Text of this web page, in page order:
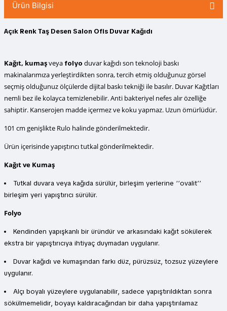
Ürün Bilgisi
Açık Renk Taş Desen Salon Ofis Duvar Kağıdı
Kağıt, kumaşveyafolyo duvar kağıdıson teknoloji baskı
makinalarımıza yerleştirdikten sonra, tercih etmiş olduğunuz görsel
seçmiş olduğunuz ölçülerde dijital baskı tekniği ile basılır. Duvar Kağıtları
nemli bez ile kolayca temizlenebilir. Anti bakteriyel nefes alır özelliğe
sahiptir. Kanserojen madde içermez ve koku yapmaz. Uzun ömürlüdür.
101 cm genişlikte Rulo halinde gönderilmektedir.
Ürün içerisinde yapıştırıcı tutkal gönderilmektedir.
Kağıt ve Kumaş
Tutkal duvara veya kağıda sürülür, birleşim yerlerine ‘’ovalit’’
birleşim yeri yapıştırıcı sürülür.
Folyo
Kendinden yapışkanlı bir üründür ve arkasındaki kağıt sökülerek
ekstra bir yapıştırıcıya ihtiyaç duymadan uygulanır.
Duvar kağıdı ve kumaşından farkı düz, pürüzsüz, tozsuz yüzeylere
uygulanır.
Alçı boyalı yüzeylere uygulanabilir, sadece yapıştırıldıktan sonra
sökülmemelidir, boyayı kaldıracağından bir daha yapıştırılamaz